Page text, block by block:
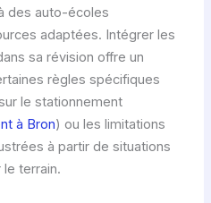
des auto-écoles
adaptées. Intégrer les
sa révision offre un
règles spécifiques
le stationnement
à Bron) ou les limitations
à partir de situations
terrain.